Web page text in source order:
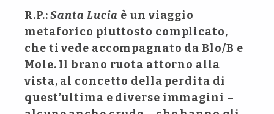
R.P.:Santa Lucia è un viaggio
metaforico piuttosto complicato,
che ti vede accompagnato da Blo/B e
Mole. Il brano ruota attorno alla
vista, al concetto della perdita di
quest’ultima e diverse immagini –